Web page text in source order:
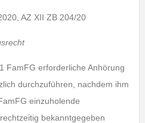
AZ XII ZB 204/20
FamFG erforderliche Anhörung
durchzuführen, nachdem ihm
einzuholende
bekanntgegeben